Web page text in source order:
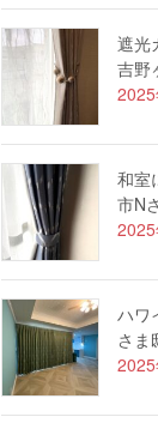
遮光
吉野
和室
市N
ハワ
さま